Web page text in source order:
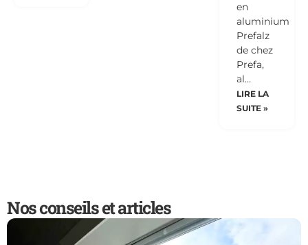
en
aluminium
Prefalz
de chez
Prefa,
al…
LIRE LA
SUITE »
Nos conseils et articles